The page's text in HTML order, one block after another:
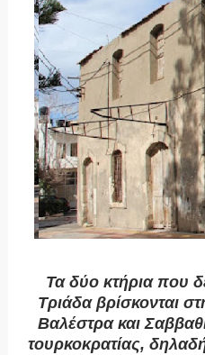
Τα δύο κτήρια που
Τριάδα βρίσκονται
Βαλέστρα και
τουρκοκρατίας,